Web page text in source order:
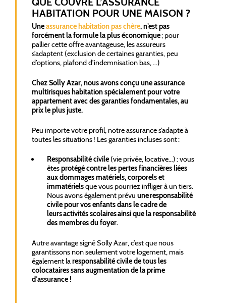
HABITATION POUR UNE MAISON ?
Uneassurance habitation pas chère, n’est pas
forcément la formule la plus économique; pour
pallier cette offre avantageuse, les assureurs
s’adaptent (exclusion de certaines garanties, peu
d’options, plafond d’indemnisation bas, …)
Chez Solly Azar, nous avons conçu une assurance
multirisques habitation spécialement pour votre
appartement avec des garanties fondamentales, au
prix le plus juste.
Peu importe votre profil, notre assurance s’adapte à
toutes les situations ! Les garanties incluses sont :
Responsabilité civile (vie privée, locative…) : vous
êtesprotégé contre les pertes financières liées
aux dommages matériels, corporels et
immatérielsque vous pourriez infliger à un tiers.
Nous avons également prévu une responsabilité
civile pour vos enfants dans le cadre de
leurs activités scolaires ainsi que la responsabilité
des membres du foyer.
Autre avantage signé Solly Azar, c’est que nous
garantissons non seulement votre logement, mais
également laresponsabilité civile de tous les
colocataires sans augmentation de la prime
d’assurance !